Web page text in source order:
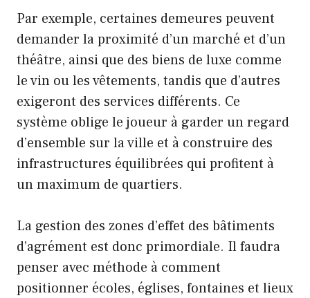
Par exemple, certaines demeures peuvent
demander la proximité d’un marché et d’un
théâtre, ainsi que des biens de luxe comme
le vin ou les vêtements, tandis que d’autres
exigeront des services différents. Ce
système oblige le joueur à garder un regard
d’ensemble sur la ville et à construire des
infrastructures équilibrées qui profitent à
un maximum de quartiers.
La gestion des zones d’effet des bâtiments
d’agrément est donc primordiale. Il faudra
penser avec méthode à comment
positionner écoles, églises, fontaines et lieux